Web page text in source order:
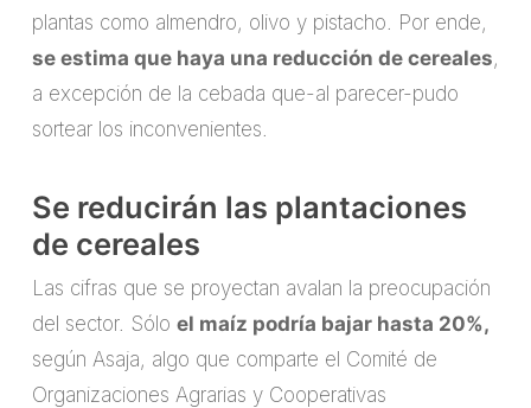
plantas como almendro, olivo y pistacho. Por ende,
se estima que haya una reducción de cereales,
a excepción de la cebada que-al parecer-pudo
sortear los inconvenientes.
Se reducirán las plantaciones
de cereales
Las cifras que se proyectan avalan la preocupación
del sector. Sólo el maíz podría bajar hasta 20%,
según Asaja, algo que comparte el Comité de
Organizaciones Agrarias y Cooperativas